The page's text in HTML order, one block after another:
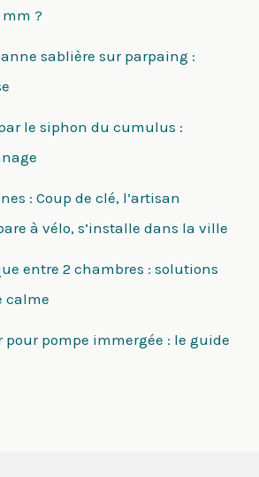
?
sablière sur parpaing :
le siphon du cumulus :
: Coup de clé, l’artisan
à vélo, s’installe dans la ville
entre 2 chambres : solutions
calme
pompe immergée : le guide